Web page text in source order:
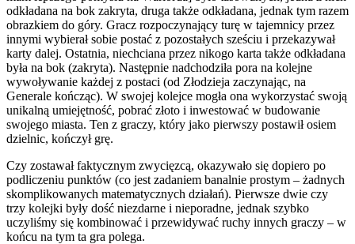
odkładana na bok zakryta, druga także odkładana, jednak tym razem
obrazkiem do góry. Gracz rozpoczynający turę w tajemnicy przez
innymi wybierał sobie postać z pozostałych sześciu i przekazywał
karty dalej. Ostatnia, niechciana przez nikogo karta także odkładana
była na bok (zakryta). Następnie nadchodziła pora na kolejne
wywoływanie każdej z postaci (od Złodzieja zaczynając, na
Generale kończąc). W swojej kolejce mogła ona wykorzystać swoją
unikalną umiejętność, pobrać złoto i inwestować w budowanie
swojego miasta. Ten z graczy, który jako pierwszy postawił osiem
dzielnic, kończył grę.
Czy zostawał faktycznym zwycięzcą, okazywało się dopiero po
podliczeniu punktów (co jest zadaniem banalnie prostym – żadnych
skomplikowanych matematycznych działań). Pierwsze dwie czy
trzy kolejki były dość niezdarne i nieporadne, jednak szybko
uczyliśmy się kombinować i przewidywać ruchy innych graczy – w
końcu na tym ta gra polega.